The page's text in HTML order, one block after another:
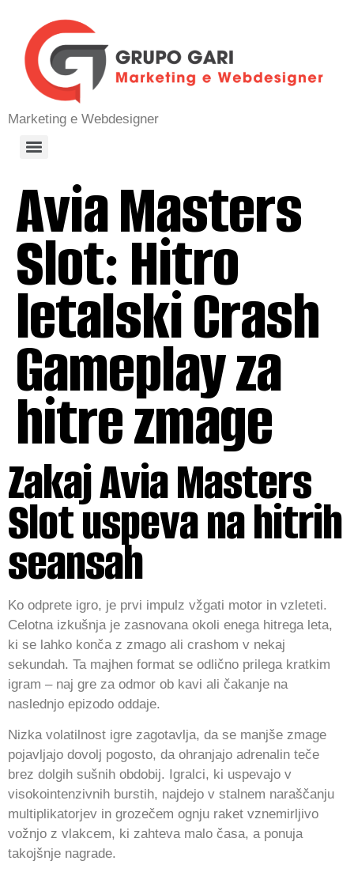
Marketing e Webdesigner
Avia Masters
Slot: Hitro
letalski Crash
Gameplay za
hitre zmage
Zakaj Avia Masters
Slot uspeva na hitrih
seansah
Ko odprete igro, je prvi impulz vžgati motor in vzleteti.
Celotna izkušnja je zasnovana okoli enega hitrega leta,
ki se lahko konča z zmago ali crashom v nekaj
sekundah. Ta majhen format se odlično prilega kratkim
igram – naj gre za odmor ob kavi ali čakanje na
naslednjo epizodo oddaje.
Nizka volatilnost igre zagotavlja, da se manjše zmage
pojavljajo dovolj pogosto, da ohranjajo adrenalin teče
brez dolgih sušnih obdobij. Igralci, ki uspevajo v
visokointenzivnih burstih, najdejo v stalnem naraščanju
multiplikatorjev in grozečem ognju raket vznemirljivo
vožnjo z vlakcem, ki zahteva malo časa, a ponuja
takojšnje nagrade.